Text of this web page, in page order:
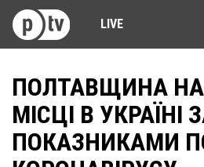
LIVE
ПОЛТАВЩИНА
МІСЦІ В УКРАЇНІ
ПОКАЗНИКАМИ